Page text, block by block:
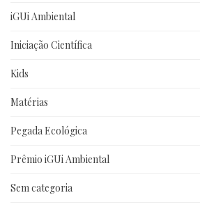
iGUi Ambiental
Iniciação Científica
Kids
Matérias
Pegada Ecológica
Prêmio iGUi Ambiental
Sem categoria